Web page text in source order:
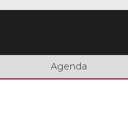
Agenda